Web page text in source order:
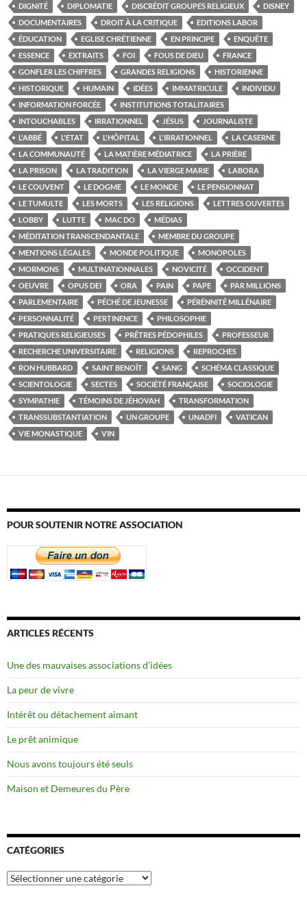
DIGNITÉ DIPLOMATIE DISCRÉDIT GROUPES RELIGIEUX
DISNEY
DOCUMENTAIRES
DROIT À LA CRITIQUE
EDITIONS LABOR
ÉDUCATION
EGLISE CHRÉTIENNE EN PRINCIPE
ENQUÊTE
ESSENCE
EXTRAITS FOI FOUS DE DIEU
FRANCE
GONFLER LES CHIFFRES
GRANDES RELIGIONS
HISTORIENNE
HISTORIQUE
HUMAIN IDÉES IMMATRICULE
INDIVIDU
INFORMATION FORCÉE
INSTITUTIONS TOTALITAIRES
INTOUCHABLES
IRRATIONNEL JÉSUS
JOURNALISTE
L'ABBÉ
L'ETAT L'HÔPITAL L'IRRATIONNEL
LA CASERNE
LA COMMUNAUTÉ
LA MATIÈRE MÉDIATRICE
LA PRIÈRE
LA PRISON
LA TRADITION LA VIERGE MARIE
LABORA
LE COUVENT
LE DOGME LE MONDE
LE PENSIONNAT
LE TUMULTE
LES MORTS LES RELIGIONS
LETTRES OUVERTES
LOBBY
LUTTE MAC DO
MÉDIAS
MÉDITATION TRANSCENDANTALE
MEMBRE DU GROUPE
MENTIONS LÉGALES
MONDE POLITIQUE
MONOPOLES
MORMONS
MULTINATIONNALES NOVICITÉ
OCCIDENT
OEUVRE
OPUS DEI ORA PAIN PAPE
PAR MILLIONS
PARLEMENTAIRE
PÉCHÉ DE JEUNESSE
PÉRÉNNITÉ MILLÉNAIRE
PERSONNALITÉ
PERTINENCE
PHILOSOPHIE
PRATIQUES RELIGIEUSES
PRÊTRES PÉDOPHILES
PROFESSEUR
RECHERCHE UNIVERSITAIRE
RELIGIONS
REPROCHES
RON HUBBARD
SAINT BENOÎT SANG
SCHÉMA CLASSIQUE
SCIENTOLOGIE
SECTES SOCIÉTÉ FRANÇAISE
SOCIOLOGIE
SYMPATHIE
TÉMOINS DE JÉHOVAH
TRANSFORMATION
TRANSSUBSTANTIATION
UN GROUPE UNADFI
VATICAN
VIE MONASTIQUE
VIN
POUR SOUTENIR NOTRE ASSOCIATION
ARTICLES RÉCENTS
Une des mauvaises associations d’idées
La peur de vivre
Intérêt ou détachement aimant
Le prêt animique
Nous avons toujours été seuls
Maison et Demeures du Père
CATÉGORIES
Catégories